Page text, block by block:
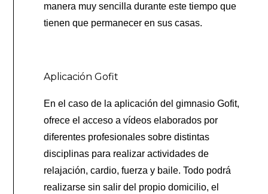
manera muy sencilla durante este tiempo que
tienen que permanecer en sus casas.
Aplicación Gofit
En el caso de la aplicación del gimnasio Gofit,
ofrece el acceso a vídeos elaborados por
diferentes profesionales sobre distintas
disciplinas para realizar actividades de
relajación, cardio, fuerza y baile. Todo podrá
realizarse sin salir del propio domicilio, el